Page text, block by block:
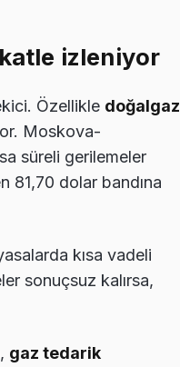
izleniyor
Özellikle doğalgaz
Moskova-
süreli gerilemeler
81,70 dolar bandına
kısa vadeli
sonuçsuz kalırsa,
gaz tedarik